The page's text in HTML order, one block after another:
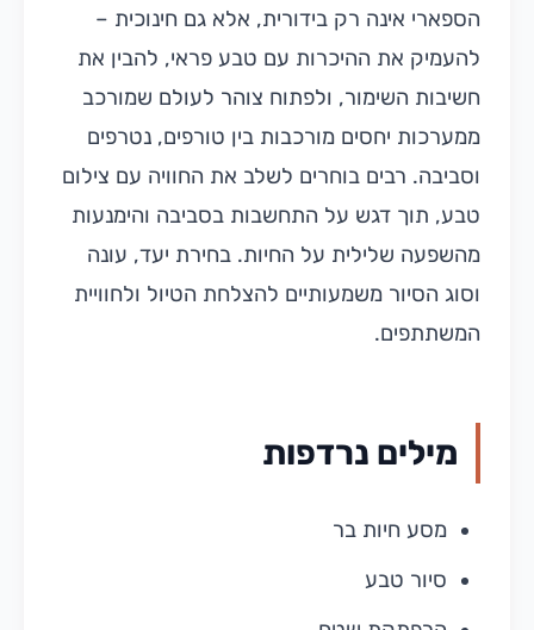
הספארי אינה רק בידורית, אלא גם חינוכית –
להעמיק את ההיכרות עם טבע פראי, להבין את
חשיבות השימור, ולפתוח צוהר לעולם שמורכב
ממערכות יחסים מורכבות בין טורפים, נטרפים
וסביבה. רבים בוחרים לשלב את החוויה עם צילום
טבע, תוך דגש על התחשבות בסביבה והימנעות
מהשפעה שלילית על החיות. בחירת יעד, עונה
וסוג הסיור משמעותיים להצלחת הטיול ולחוויית
המשתתפים.
מילים נרדפות
מסע חיות בר
סיור טבע